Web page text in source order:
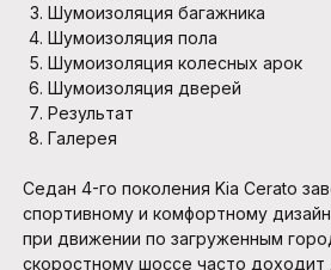
Шумоизоляция багажника
Шумоизоляция пола
Шумоизоляция колесных арок
Шумоизоляция дверей
Результат
Галерея
Седан 4-го поколения Kia Cerato
спортивному и комфортному
при движении по загруженным
скоростному шоссе часто